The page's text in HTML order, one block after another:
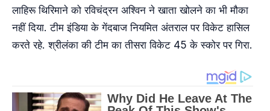
लाहिरू थिरिमाने को रविचंद्रन अश्विन ने खाता खोलने का भी मौका
नहीं दिया. टीम इंडिया के गेंदबाज नियमित अंतराल पर विकेट हासिल
करते रहे. श्रीलंका की टीम का तीसरा विकेट 45 के स्कोर पर गिरा.